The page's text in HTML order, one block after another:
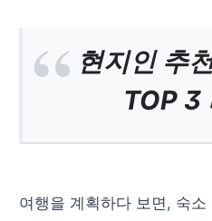
현지인 추
TOP 3
여행을 계획하다 보면, 숙